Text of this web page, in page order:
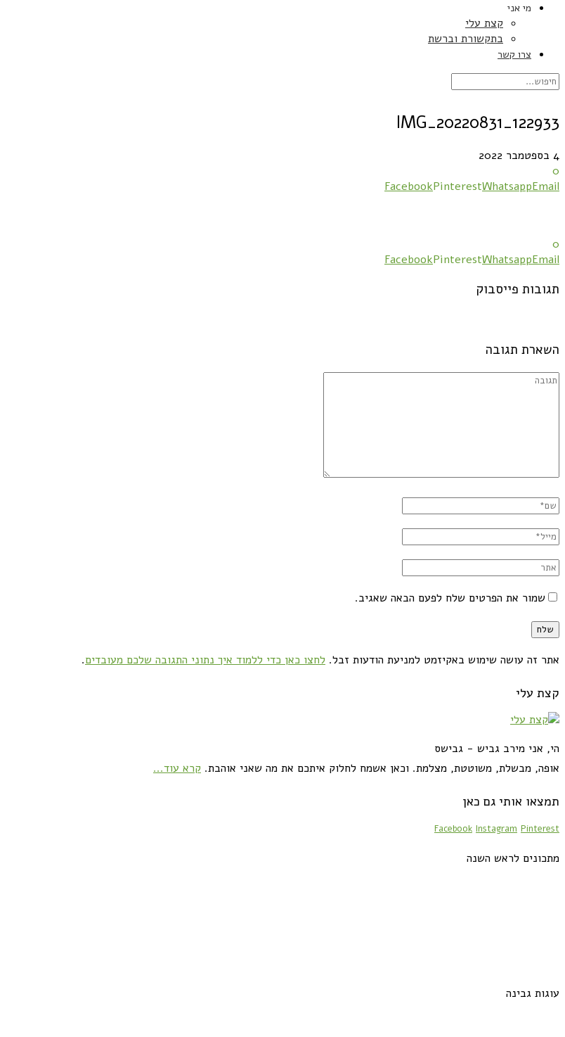
מי אני
קצת עלי
בתקשורת וברשת
צרו קשר
IMG_20220831_122933
4 בספטמבר 2022
0
FacebookPinterestWhatsappEmail
0
FacebookPinterestWhatsappEmail
תגובות פייסבוק
השארת תגובה
שמור את הפרטים שלח לפעם הבאה שאגיב.
אתר זה עושה שימוש באקיזמט למניעת הודעות זבל. לחצו כאן כדי ללמוד איך נתוני התגובה שלכם מעובדים.
קצת עלי
הי, אני מירב גביש - גבישס
אופה, מבשלת, משוטטת, מצלמת. וכאן אשמח לחלוק איתכם את מה שאני אוהבת. קרא עוד...
תמצאו אותי גם כאן
Facebook Instagram Pinterest
מתכונים לראש השנה
עוגות גבינה